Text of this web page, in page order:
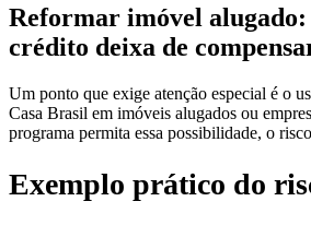
Reformar imóvel alugado:
crédito deixa de
Um ponto que exige atenção especial é o
Casa Brasil em imóveis alugados ou
programa permita essa possibilidade, o
Exemplo prático do